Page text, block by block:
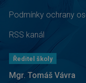
Podmínky ochrany
RSS kanál
Ředitel školy
Mgr. Tomáš Vávra